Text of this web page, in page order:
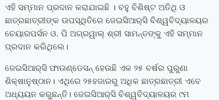
ଏହି ସମ୍ମାନ ପ୍ରଦାନ କରାଯାଇଛି । ବହୁ ବିଶିଷ୍ଟ ଅତିଥି ଓ
ଛାତ୍ରଛାତ୍ରୀଙ୍କ ଉପସ୍ଥିତିରେ ଜେଇସିଆର୍‍ସି ବିଶ୍ୱବିଦ୍ୟାଳୟର
ଚେୟାରପର୍ସନ ଓ. ପି ଅଗ୍ରୱାଲ୍‍ ଶ୍ରୀ ସାମନ୍ତଙ୍କୁ ଏହି ସମ୍ମାନ
ପ୍ରଦାନ କରିଥିଲେ।
ଜେଇସିଆର୍‍ସି ଫାଉଣ୍ଡେସନ୍ ହେଉଛି ଏକ ୨୫ ବର୍ଷର ପୁରୁଣା
ଶିକ୍ଷାନୁଷ୍ଠାନ। ଏଥିରେ ୨୫ହଜାରରୁ ଅଧିକ ଛାତ୍ରଛାତ୍ରୀ ଏବେ
ଅଧ୍ୟୟନ କରୁଛନ୍ତି। ଜେଇସିଆର୍‍ସି ବିଶ୍ୱବିଦ୍ୟାଳୟର ୯ମ